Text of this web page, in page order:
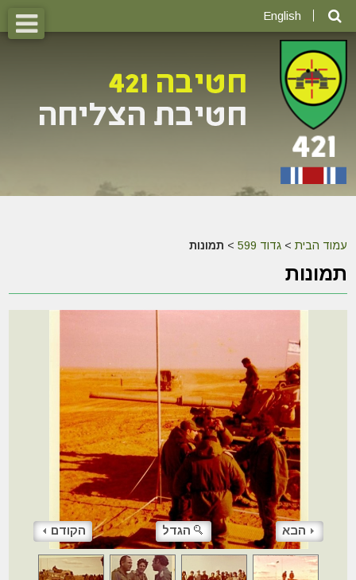
English
עמוד הבית >גדוד 599 > תמונות
תמונות
הקודם הגדל הבא